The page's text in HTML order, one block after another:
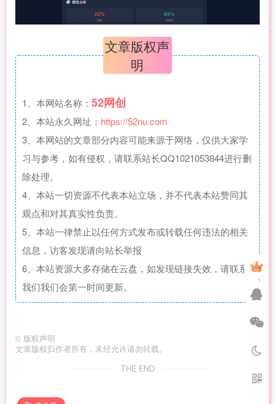
文章版权声
明
1、本网站名称： 52网创
2、本站永久网址： https://52nu.com
3、本网站的文章部分内容可能来源于网络，仅供大家学
习与参考，如有侵权，请联系站长QQ1021053844进行删
除处理。
4、本站一切资源不代表本站立场，并不代表本站赞同其
观点和对其真实性负责。
5、本站一律禁止以任何方式发布或转载任何违法的相关
信息，访客发现请向站长举报
6、本站资源大多存储在云盘，如发现链接失效，请联系
我们我们会第一时间更新。
© 版权声明
文章版权归作者所有，未经允许请勿转载。
THE END